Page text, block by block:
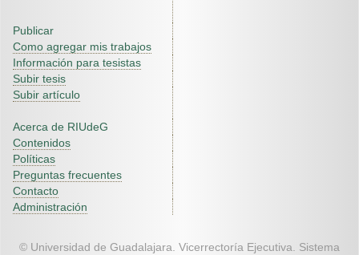
Publicar
Como agregar mis trabajos
Información para tesistas
Subir tesis
Subir artículo
Acerca de RIUdeG
Contenidos
Políticas
Preguntas frecuentes
Contacto
Administración
© Universidad de Guadalajara. Vicerrectoría Ejecutiva. Sistema